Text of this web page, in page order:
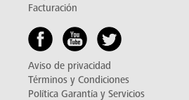
Facturación
Aviso de privacidad
Términos y Condiciones
Política Garantía y Servicios